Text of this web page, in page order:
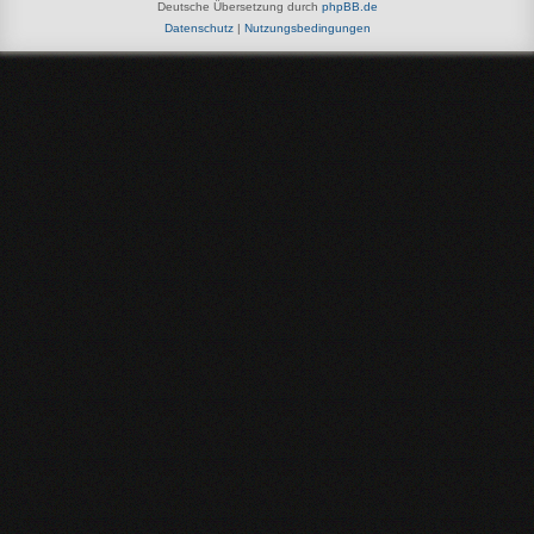
Deutsche Übersetzung durch phpBB.de
Datenschutz| Nutzungsbedingungen